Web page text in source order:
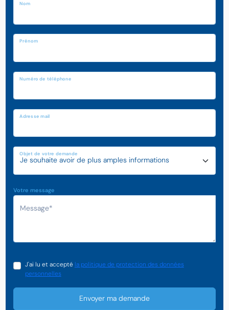
Nom
Prénom
Numéro de téléphone
Adresse mail
Objet de votre demande
Votre message
J'ai lu et accepté la politique de protection des données
personnelles
Envoyer ma demande